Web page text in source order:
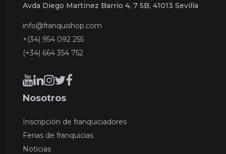
Avda Diego Martinez Barrio 4, 7 5B, 41013 Sevilla
info@franquishop.com
+(34) 954 092 255
(+34) 664 354 752
Nosotros
Inscripción de franquiciadores
Ferias de franquicias
Noticias